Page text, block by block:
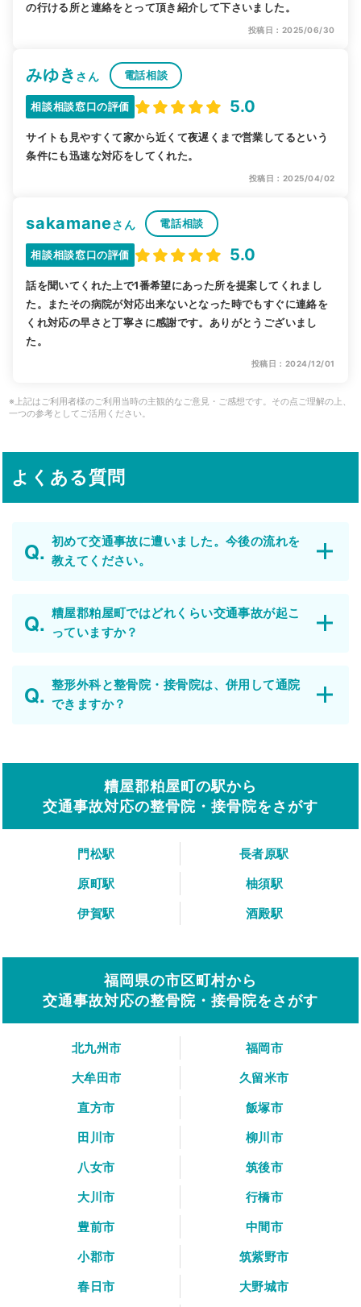
の行ける所と連絡をとって頂き紹介して下さいました。
投稿日：2025/06/30
みゆき さん 電話相談
相談相談窓口の評価 5.0
サイトも見やすくて家から近くて夜遅くまで営業してるという
条件にも迅速な対応をしてくれた。
投稿日：2025/04/02
sakamaneさん 電話相談
相談相談窓口の評価 5.0
話を聞いてくれた上で1番希望にあった所を提案してくれまし
た。またその病院が対応出来ないとなった時でもすぐに連絡を
くれ対応の早さと丁寧さに感謝です。ありがとうございまし
た。
投稿日：2024/12/01
※上記はご利用者様のご利用当時の主観的なご意見・ご感想です。その点ご理解の上、
一つの参考としてご活用ください。
よくある質問
初めて交通事故に遭いました。今後の流れを
教えてください。
糟屋郡粕屋町ではどれくらい交通事故が起こ
っていますか？
整形外科と整骨院・接骨院は、併用して通院
できますか？
糟屋郡粕屋町の駅から
交通事故対応の整骨院・接骨院をさがす
門松駅
長者原駅
原町駅
柚須駅
伊賀駅
酒殿駅
福岡県の市区町村から
交通事故対応の整骨院・接骨院をさがす
北九州市
福岡市
大牟田市
久留米市
直方市
飯塚市
田川市
柳川市
八女市
筑後市
大川市
行橋市
豊前市
中間市
小郡市
筑紫野市
春日市
大野城市